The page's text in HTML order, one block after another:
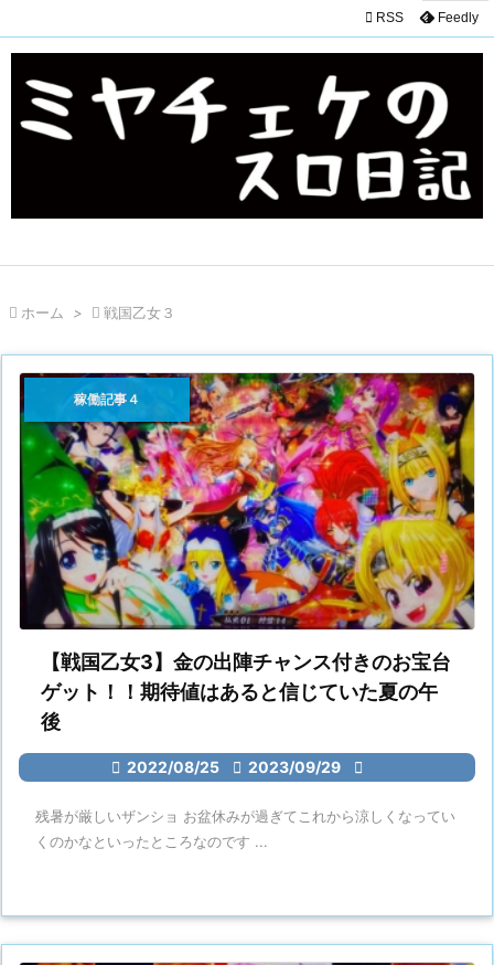
 RSS Feedly
 ホーム >  戦国乙女３
【戦国乙女3】金の出陣チャンス付きのお宝台
ゲット！！期待値はあると信じていた夏の午
後
 2022/08/25  2023/09/29 
稼働記事４
残暑が厳しいザンショ お盆休みが過ぎてこれから涼しくなってい
くのかなといったところなのです ...